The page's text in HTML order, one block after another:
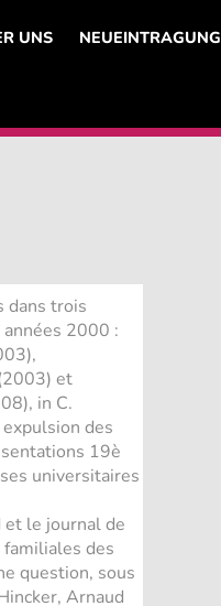
UNS NEUEINTRAGUNG
dans trois
2000 :
et
in C.
des
19è
universitaires
et le journal de
des
question, sous
Arnaud